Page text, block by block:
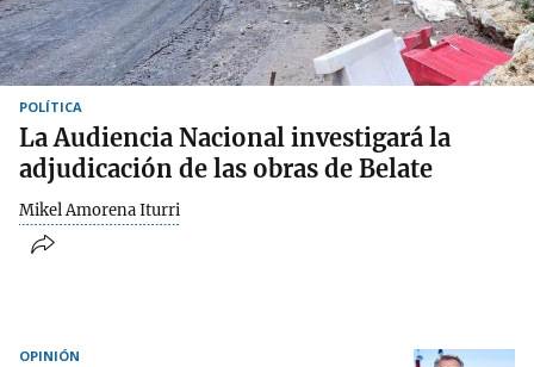
POLÍTICA
La Audiencia Nacional investigará la
adjudicación de las obras de Belate
Mikel Amorena Iturri
OPINIÓN